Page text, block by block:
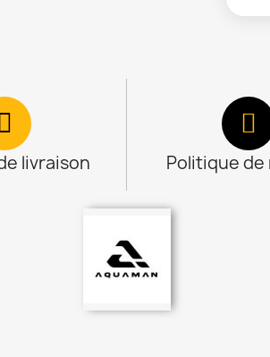
livraison Politique